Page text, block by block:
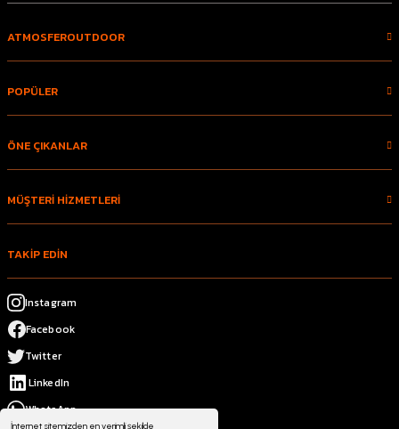
İnternet sitemizden en verimli şekilde
ATMOSFEROUTDOOR
POPÜLER
ÖNE ÇIKANLAR
MÜŞTERİ HİZMETLERİ
TAKİP EDİN
Instagram
Facebook
Twitter
LinkedIn
WhatsApp